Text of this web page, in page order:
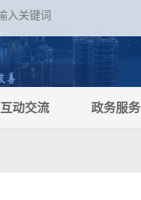
互动交流 政务服务